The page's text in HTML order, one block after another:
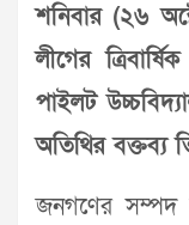
শনিবার (২৬
লীগের
পাইলট
অতিথির বক্তব্য
জনগণের সম্পদ